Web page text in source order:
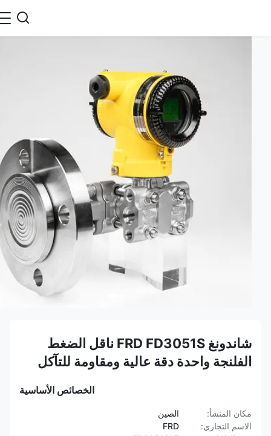
شاندونغ FRD FD3051S ناقل الضغط
الفلنجة واحدة دقة عالية ومقاومة للتآكل
الخصائص الأساسية
مكان المنشأ:
الصين
الاسم التجاري: